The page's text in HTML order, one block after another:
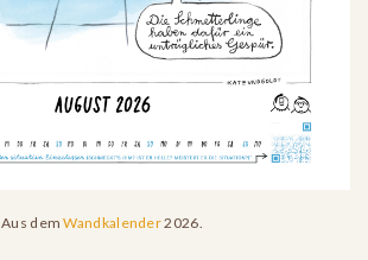
Aus demWandkalender2026.